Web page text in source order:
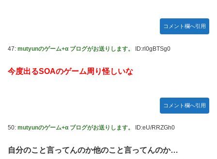
コメント欄へ引用
47: mutyunのゲーム+α ブログがお送りします。 ID:rl0gBTSg0
今度出るSOAのゲーム周り怪しいな
コメント欄へ引用
50: mutyunのゲーム+α ブログがお送りします。 ID:eU/RRZGh0
自分のこと言ってんのか他のこと言ってんのか…